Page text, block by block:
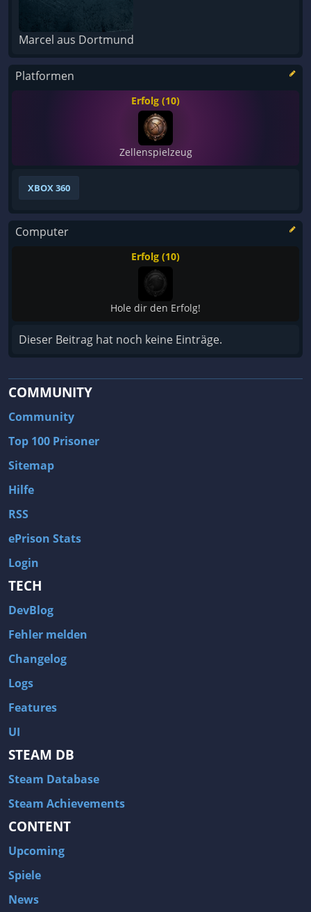
Marcel aus Dortmund
Platformen
Erfolg (10)
Zellenspielzeug
XBOX 360
Computer
Erfolg (10)
Hole dir den Erfolg!
Dieser Beitrag hat noch keine Einträge.
COMMUNITY
Community
Top 100 Prisoner
Sitemap
Hilfe
RSS
ePrison Stats
Login
TECH
DevBlog
Fehler melden
Changelog
Logs
Features
UI
STEAM DB
Steam Database
Steam Achievements
CONTENT
Upcoming
Spiele
News